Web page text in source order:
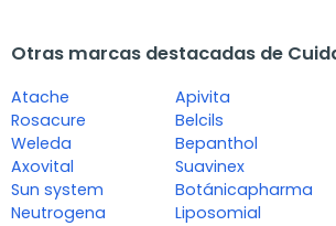
Otras marcas destacadas de
Atache
Rosacure
Weleda
Axovital
Sun system
Neutrogena
Apivita
Belcils
Bepanthol
Suavinex
Botánicapharma
Liposomial